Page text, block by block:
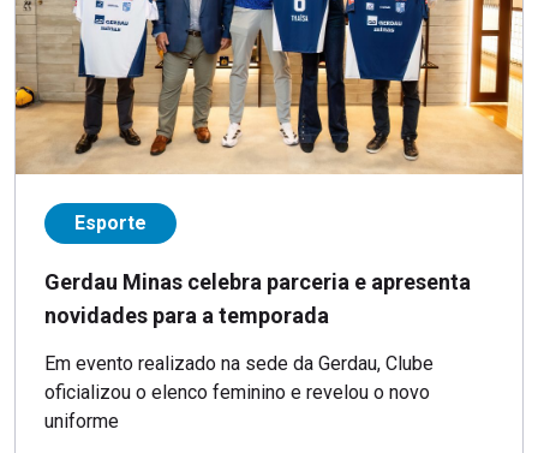
Esporte
Gerdau Minas celebra parceria e apresenta
novidades para a temporada
Em evento realizado na sede da Gerdau, Clube
oficializou o elenco feminino e revelou o novo
uniforme